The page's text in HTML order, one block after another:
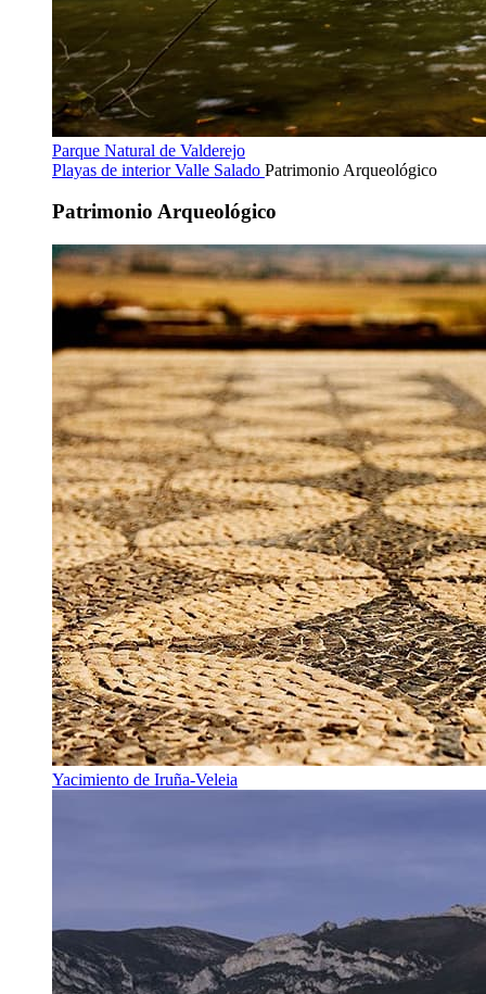
Parque Natural de Valderejo
Playas de interiorValle Salado Patrimonio Arqueológico
Patrimonio Arqueológico
Yacimiento de Iruña-Veleia